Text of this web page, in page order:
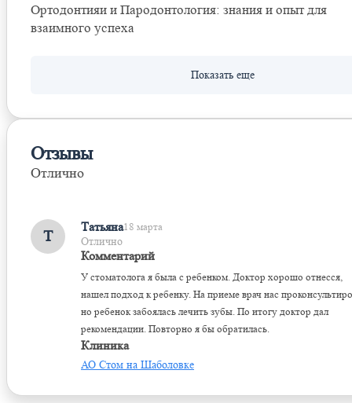
Ортодонтияи и Пародонтология: знания и опыт для
взаимного успеха
Отзывы
Отлично
Т
Татьяна18 марта
Отлично
Комментарий
У стоматолога я была с ребенком. Доктор хорошо отнесся,
нашел подход к ребенку. На приеме врач нас
но ребенок забоялась лечить зубы. По итогу доктор дал
рекомендации. Повторно я бы обратилась.
Клиника
АО Стом на Шаболовке